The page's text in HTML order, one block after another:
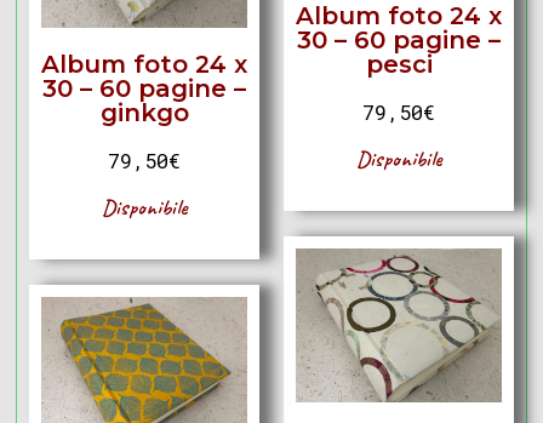
Album foto 24 x
30 – 60 pagine –
pesci
79,50€
Disponibile
Album foto 24 x
30 – 60 pagine –
ginkgo
79,50€
Disponibile